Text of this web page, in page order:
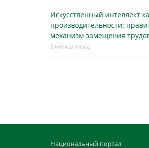
Искусственный интеллект
производительности:
механизм замещения
2 месяца назад
Национальный портал